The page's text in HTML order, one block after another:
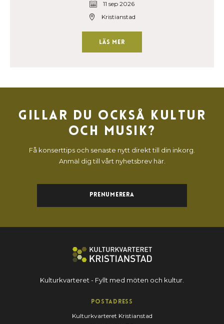
11 sep 2026
Kristianstad
Läs mer
Gillar du också kultur
och musik?
Få konserttips och senaste nytt direkt till din inkorg.
Anmäl dig till vårt nyhetsbrev här.
Prenumerera
Kulturkvarteret - Fyllt med möten och kultur.
Postadress
Kulturkvarteret Kristianstad